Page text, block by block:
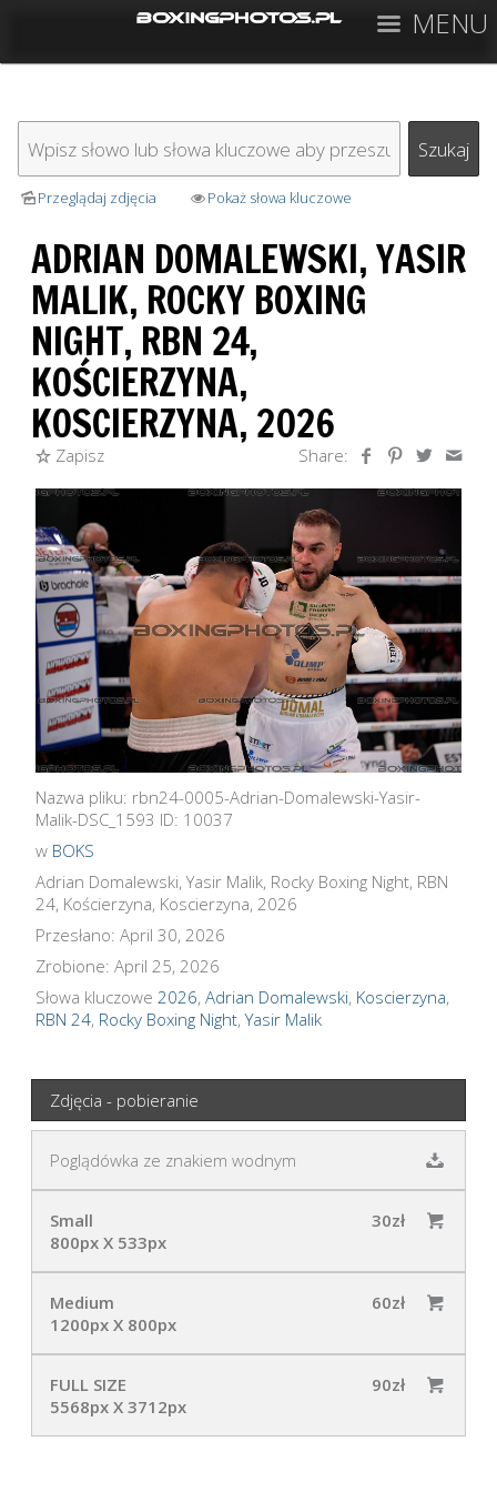
MENU
Przeglądaj zdjęcia Pokaż słowa kluczowe
ADRIAN DOMALEWSKI, YASIR
MALIK, ROCKY BOXING
NIGHT, RBN 24,
KOŚCIERZYNA,
KOSCIERZYNA, 2026
Zapisz Share:
Nazwa pliku: rbn24-0005-Adrian-Domalewski-Yasir-
Malik-DSC_1593 ID: 10037
w BOKS
Adrian Domalewski, Yasir Malik, Rocky Boxing Night, RBN
24, Kościerzyna, Koscierzyna, 2026
Przesłano: April 30, 2026
Zrobione: April 25, 2026
Słowa kluczowe 2026, Adrian Domalewski, Koscierzyna,
RBN 24, Rocky Boxing Night,Yasir Malik
Zdjęcia - pobieranie
Poglądówka ze znakiem wodnym
Small
800px X 533px
30zł
Medium
1200px X 800px
60zł
FULL SIZE
5568px X 3712px
90zł